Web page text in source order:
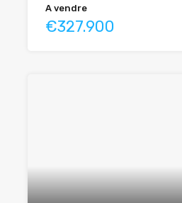
A vendre
€327.900